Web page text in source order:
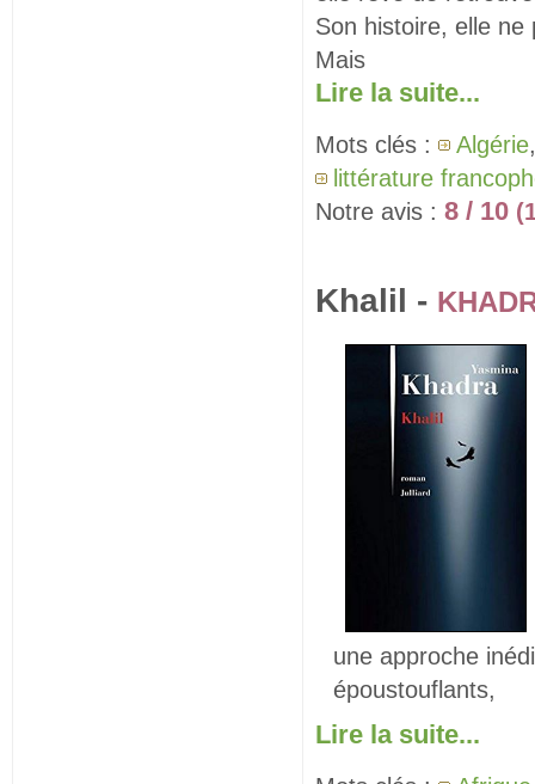
Son histoire, elle ne
Mais
Lire la suite...
Mots clés : Algérie
littérature
Notre avis : 8 / 10
Khalil -
une approche
époustouflants,
Lire la suite...